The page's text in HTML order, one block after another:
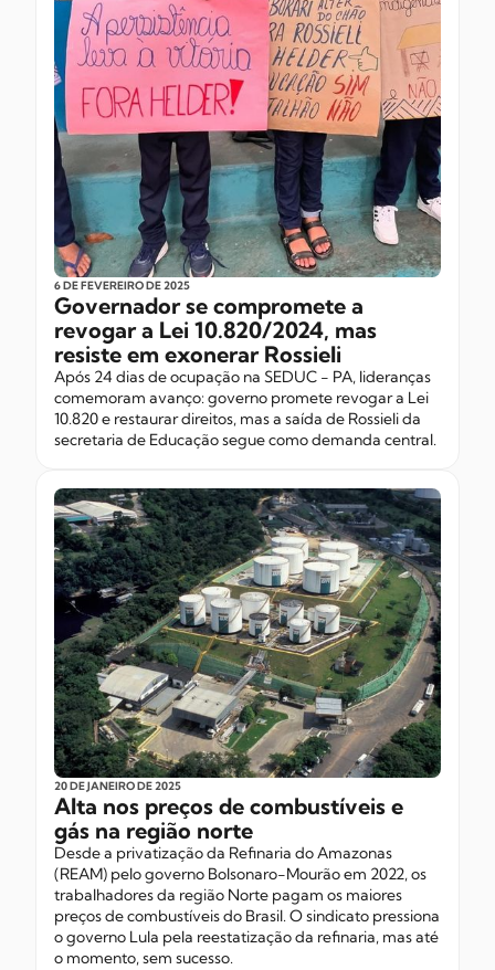
6 DE FEVEREIRODE 2025
Governador se compromete a
revogar a Lei 10.820/2024, mas
resiste em exonerar Rossieli
Após 24 dias de ocupação na SEDUC - PA, lideranças
comemoram avanço: governo promete revogar a Lei
10.820 e restaurar direitos, mas a saída de Rossieli da
secretaria de Educação segue como demanda central.
20 DE JANEIRODE 2025
Alta nos preços de combustíveis e
gás na região norte
Desde a privatização da Refinaria do Amazonas
(REAM) pelo governo Bolsonaro-Mourão em 2022, os
trabalhadores da região Norte pagam os maiores
preços de combustíveis do Brasil. O sindicato pressiona
o governo Lula pela reestatização da refinaria, mas até
o momento, sem sucesso.